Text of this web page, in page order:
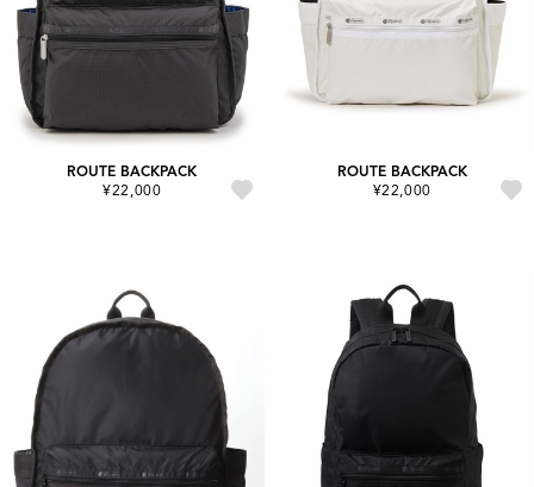
ROUTE BACKPACK
¥22,000
ROUTE BACKPACK
¥22,000